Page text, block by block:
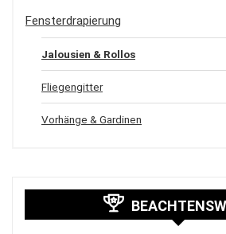
Fensterdrapierung
Jalousien & Rollos
Fliegengitter
Vorhänge & Gardinen